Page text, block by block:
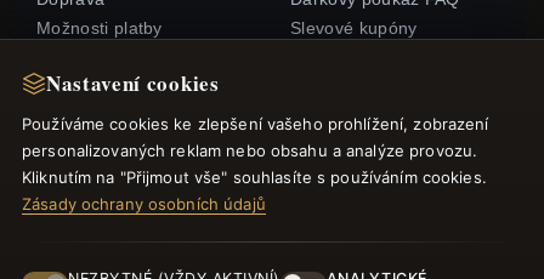
Nastavení cookies
Používáme cookies ke zlepšení vašeho prohlížení, zobrazení
personalizovaných reklam nebo obsahu a analýze provozu.
Kliknutím na "Přijmout vše" souhlasíte s používáním cookies.
Zásady ochrany osobních údajů
Možnosti platby
Kontaktujte nás
Slevové kupóny
RYCHLÉ ODKAZY
Nové produkty
SLEDUJTE NÁS